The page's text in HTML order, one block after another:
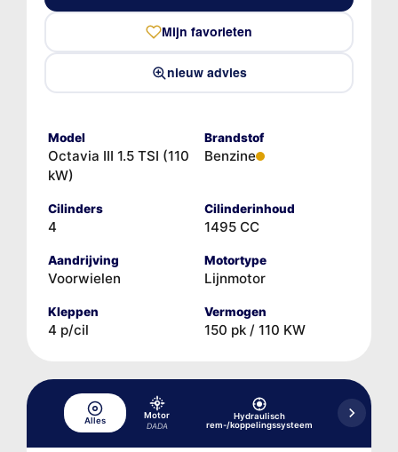
Mijn favorieten
nieuw advies
Model
Octavia III 1.5 TSI (110
kW)
Brandstof
Benzine
Cilinders
4
Cilinderinhoud
1495 CC
Aandrijving
Voorwielen
Motortype
Lijnmotor
Kleppen
4 p/cil
Vermogen
150 pk / 110 KW
Alles
Motor
DADA
Hydraulisch
rem-/koppelingssysteem